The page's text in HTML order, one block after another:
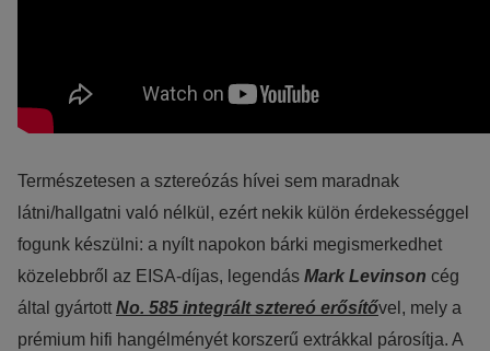
Természetesen a sztereózás hívei sem maradnak
látni/hallgatni való nélkül, ezért nekik külön érdekességgel
fogunk készülni: a nyílt napokon bárki megismerkedhet
közelebbről az EISA-díjas, legendás Mark Levinson cég
által gyártott No. 585 integrált sztereó erősítővel, mely a
prémium hifi hangélményét korszerű extrákkal párosítja. A